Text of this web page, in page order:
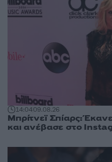
14:0409.08.26
Μπρίτνεϊ Σπίαρς:
και ανέβασε στο